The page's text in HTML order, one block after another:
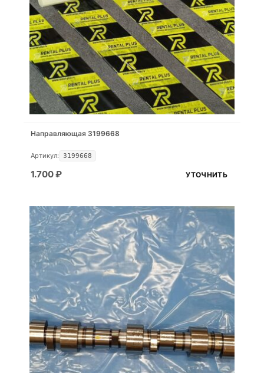
Направляющая 3199668
Артикул: 3199668
1.700₽ УТОЧНИТЬ